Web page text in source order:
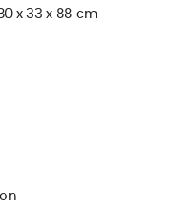
x 33 x 88 cm